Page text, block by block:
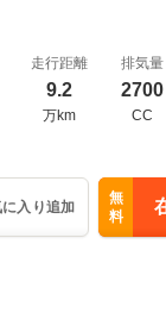
走行距離
9.2
万km
排気量
2700
CC
入り追加
無
料